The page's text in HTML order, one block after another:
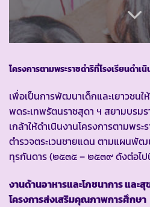
โครงการตามพระราชดำริที่โรงเรียนดำเ
เพื่อเป็นการพัฒนาเด็กและเยาวช
พดระเทพรัตนราชสุดา ฯ สยามบรม
เกล้าให้ดำเนินงานโครงการตามพระ
ตำรวจตระเวนชายแดน ตามแผนพัฒ
ทุรกันดาร (๒๕๓๕ – ๒๕๓๙ ดังต่อไป
งานด้านอาหารและโภชนาการ และ
โครงการส่งเสริมคุณภาพการศึกษา